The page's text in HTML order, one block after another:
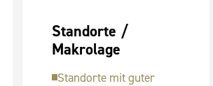
Standorte /
Makrolage
Standorte mit guter